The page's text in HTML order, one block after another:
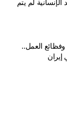
ضد الإنسانية لم يتم
وفظائع العمل..
إيران